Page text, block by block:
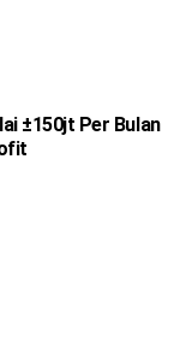
±150jt Per Bulan